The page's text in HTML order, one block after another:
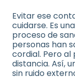
Evitar ese
cuidarse. Es
proceso de
personas han
cordial. Pero al
distancia. Así,
sin ruido